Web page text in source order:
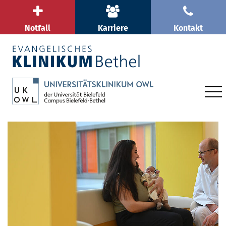
Notfall Karriere Kontakt